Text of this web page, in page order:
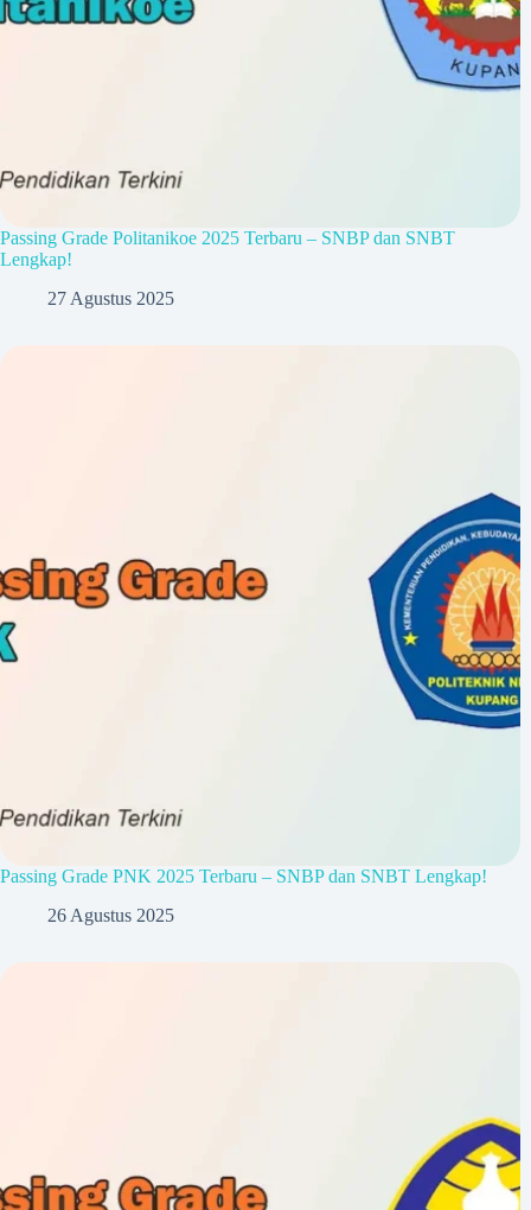
Passing Grade Politanikoe 2025 Terbaru – SNBP dan SNBT
Lengkap!
27 Agustus 2025
Passing Grade PNK 2025 Terbaru – SNBP dan SNBT Lengkap!
26 Agustus 2025